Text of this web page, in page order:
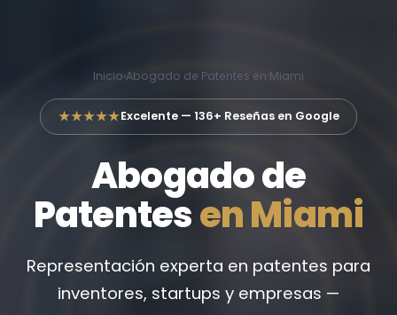
Inicio›Abogado de Patentes en Miami
★★★★★Excelente — 136+ Reseñas en Google
Abogado de
Patentesen Miami
Representación experta en patentes para
inventores, startups y empresas —